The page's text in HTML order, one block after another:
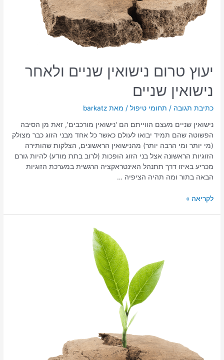
יעוץ טרום נישואין שניים ולאחר
נישואין שניים
כתיבת תגובה / תחומי טיפול / מאתbarkatz
נישואין שניים מעצם הווייתם הם 'נישואין מורכבים', זאת מן הסיבה
הפשוטה שהם תמיד יבואו לעולם כאשר כל אחד מבני הזוג כבר מצולק
(מי יותר ומי הרבה יותר) מהנישואין הראשונים, הצלקות שהותירה
הזוגיות הראשונה אצל בני הזוג הופכות (לרוב בתת מודע) להיות גורם
מכריע באיזו דרך תתנהל האינטראקציה הרגשית במערכת הזוגיות
הבאה בתור ומה תהיה הציפיה …
לקריאה »